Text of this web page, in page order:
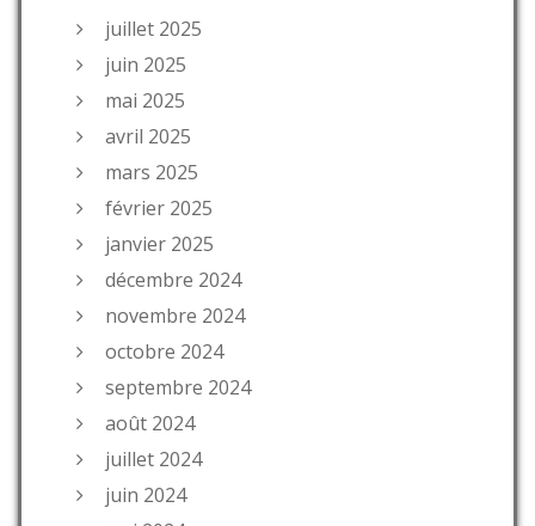
juillet 2025
juin 2025
mai 2025
avril 2025
mars 2025
février 2025
janvier 2025
décembre 2024
novembre 2024
octobre 2024
septembre 2024
août 2024
juillet 2024
juin 2024